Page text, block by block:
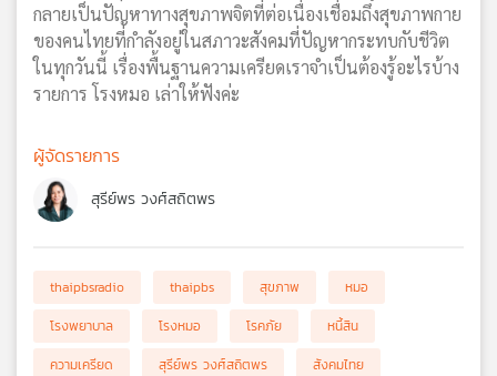
กลายเป็นปัญหาทางสุขภาพจิตที่ต่อเนื่องเชื่อมถึงสุขภาพกาย
ของคนไทยที่กำลังอยู่ในสภาวะสังคมที่ปัญหากระทบกับชีวิต
ในทุกวันนี้ เรื่องพื้นฐานความเครียดเราจำเป็นต้องรู้อะไรบ้าง
รายการ โรงหมอ เล่าให้ฟังค่ะ
ผู้จัดรายการ
สุรีย์พร วงศ์สถิตพร
thaipbsradio thaipbs สุขภาพ
หมอ
โรงพยาบาล
โรงหมอ โรคภัย
หนี้สิน
ความเครียด
สุรีย์พร วงศ์สถิตพร
สังคมไทย